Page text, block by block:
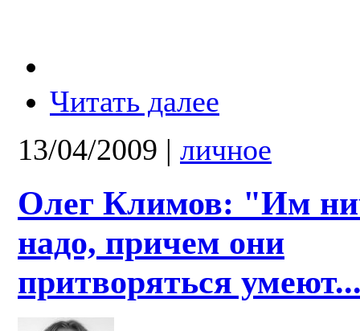
Читать далее
13/04/2009 | личное
Олег Климов: "Им
надо, причем они
притворяться